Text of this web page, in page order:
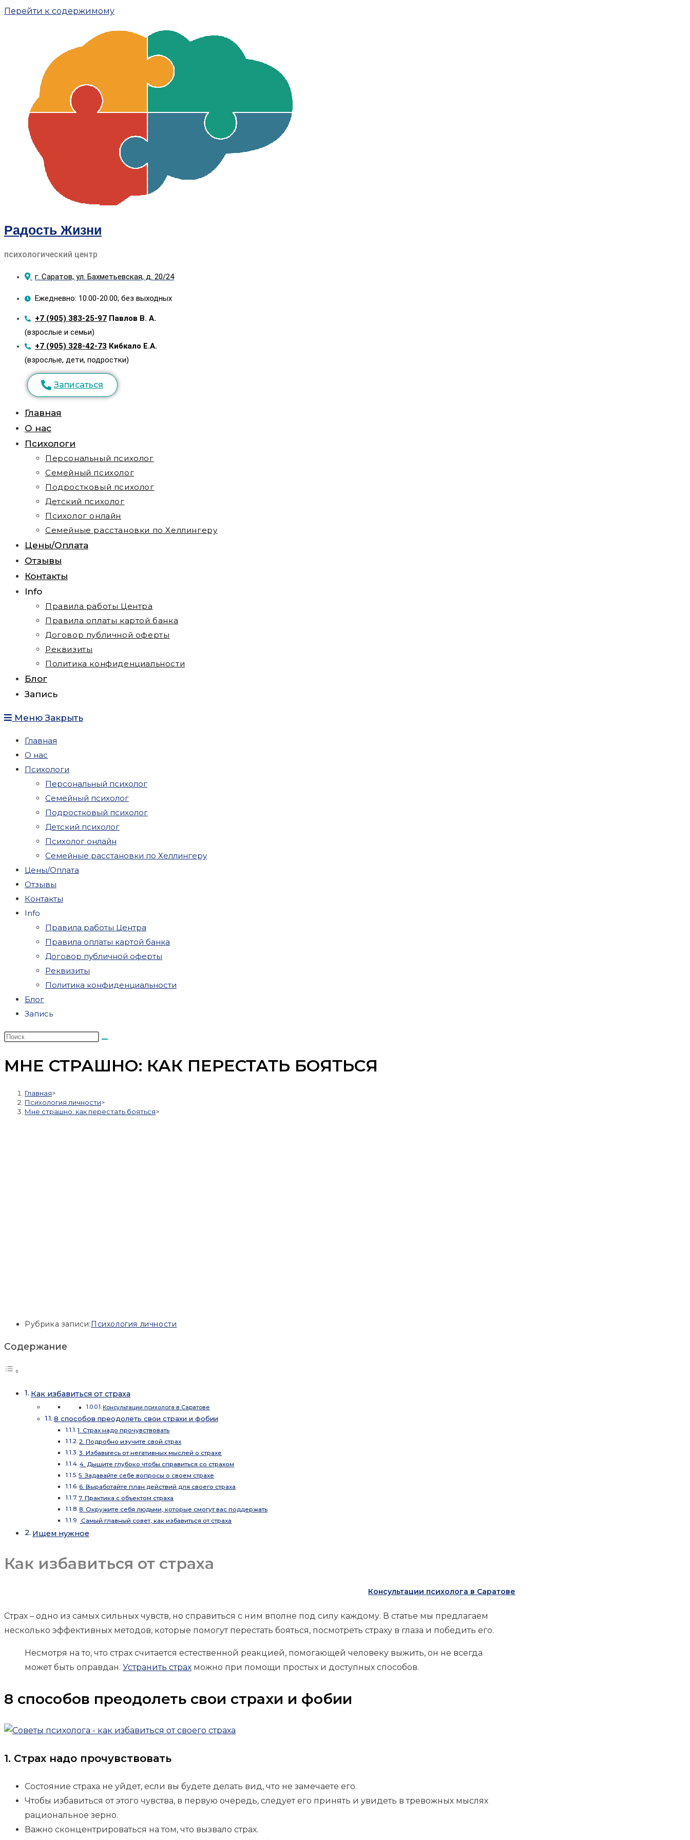
Перейти к содержимому
Радость Жизни
психологический центр
г. Саратов, ул. Бахметьевская, д. 20/24
Ежедневно: 10.00-20.00; без выходных
+7 (905) 383-25-97 Павлов В. А.
(взрослые и семьи)
+7 (905) 328-42-73 Кибкало Е.А.
(взрослые, дети, подростки)
Записаться
Главная
О нас
Психологи
Персональный психолог
Семейный психолог
Подростковый психолог
Детский психолог
Психолог онлайн
Семейные расстановки по Хеллингеру
Цены/Оплата
Отзывы
Контакты
Info
Правила работы Центра
Правила оплаты картой банка
Договор публичной оферты
Реквизиты
Политика конфиденциальности
Блог
Запись
Меню Закрыть
Главная
О нас
Психологи
Персональный психолог
Семейный психолог
Подростковый психолог
Детский психолог
Психолог онлайн
Семейные расстановки по Хеллингеру
Цены/Оплата
Отзывы
Контакты
Info
Правила работы Центра
Правила оплаты картой банка
Договор публичной оферты
Реквизиты
Политика конфиденциальности
Блог
Запись
МНЕ СТРАШНО: КАК ПЕРЕСТАТЬ БОЯТЬСЯ
Главная>
Психология личности>
Мне страшно: как перестать бояться>
Рубрика записи: Психология личности
Содержание
Как избавиться от страха
Консультации психолога в Саратове
8 способов преодолеть свои страхи и фобии
1. Страх надо прочувствовать
2. Подробно изучите свой страх
3. Избавьтесь от негативных мыслей о страхе
4. Дышите глубоко чтобы справиться со страхом
5. Задавайте себе вопросы о своем страхе
6. Выработайте план действий для своего страха
7. Практика с объектом страха
8. Окружите себя людьми, которые смогут вас поддержать
Самый главный совет, как избавиться от страха
Ищем нужное
Как избавиться от страха
Консультации психолога в Саратове
Страх – одно из самых сильных чувств, но справиться с ним вполне под силу каждому. В статье мы предлагаем
несколько эффективных методов, которые помогут перестать бояться, посмотреть страху в глаза и победить его.
Несмотря на то, что страх считается естественной реакцией, помогающей человеку выжить, он не всегда
может быть оправдан. Устранить страх можно при помощи простых и доступных способов.
8 способов преодолеть свои страхи и фобии
1. Страх надо прочувствовать
Состояние страха не уйдет, если вы будете делать вид, что не замечаете его.
Чтобы избавиться от этого чувства, в первую очередь, следует его принять и увидеть в тревожных мыслях
рациональное зерно.
Важно сконцентрироваться на том, что вызвало страх.